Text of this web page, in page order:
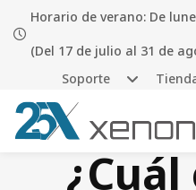
Horario de verano: De
(Del 17 de julio al 31 de
Soporte
¿Cuál